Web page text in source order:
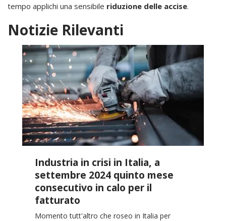
tempo applichi una sensibile riduzione delle accise.
Notizie Rilevanti
Industria in crisi in Italia, a
settembre 2024 quinto mese
consecutivo in calo per il
fatturato
Momento tutt'altro che roseo in Italia per